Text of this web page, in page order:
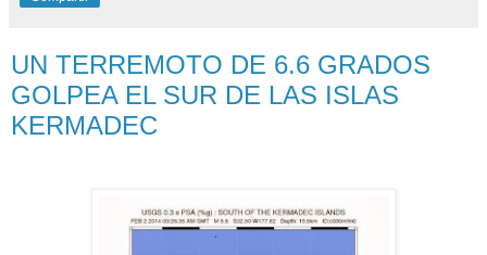
UN TERREMOTO DE 6.6 GRADOS
GOLPEA EL SUR DE LAS ISLAS
KERMADEC